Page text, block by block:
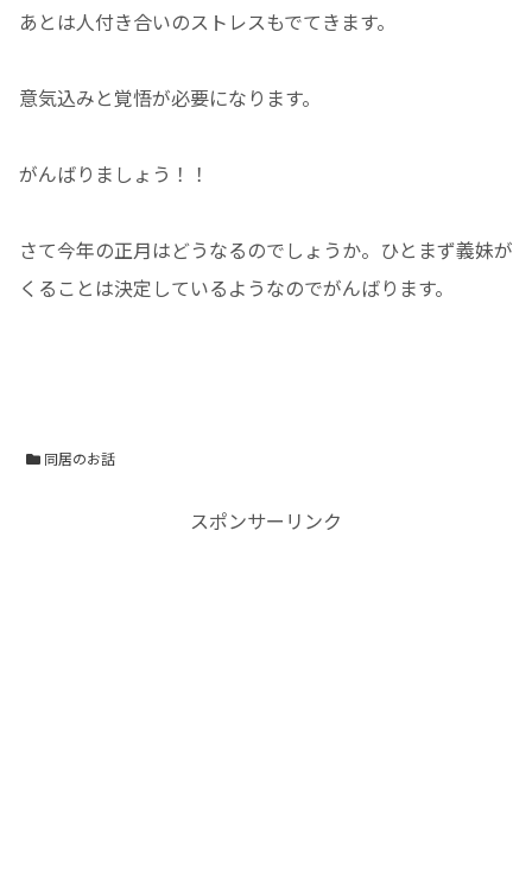
あとは人付き合いのストレスもでてきます。
意気込みと覚悟が必要になります。
がんばりましょう！！
さて今年の正月はどうなるのでしょうか。ひとまず義妹が
くることは決定しているようなのでがんばります。
同居のお話
スポンサーリンク